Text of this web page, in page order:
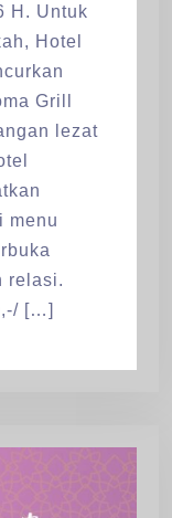
H. Untuk
Hotel
Grill
lezat
menu
relasi.
[…]